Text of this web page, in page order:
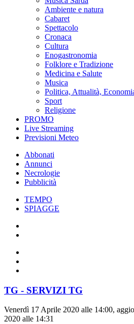
Ambiente e natura
Cabaret
Spettacolo
Cronaca
Cultura
Enogastronomia
Folklore e Tradizione
Medicina e Salute
Musica
Politica, Attualità,
Sport
Religione
PROMO
Live Streaming
Previsioni Meteo
Abbonati
Annunci
Necrologie
Pubblicità
TEMPO
SPIAGGE
TG - SERVIZI TG
Venerdì 17 Aprile 2020 alle 14:00,
2020 alle 14:31